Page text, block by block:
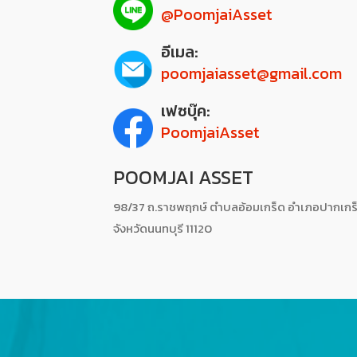
@PoomjaiAsset
อีเมล:
poomjaiasset@gmail.com
เฟซบุ๊ค:
PoomjaiAsset
POOMJAI ASSET
98/37 ถ.ราชพฤกษ์ ตำบลอ้อมเกร็ด อำเภอปากเก
จังหวัดนนทบุรี 11120